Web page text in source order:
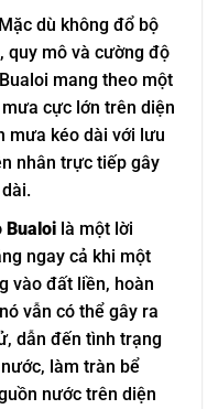
Mặc dù không đổ bộ
quy mô và cường độ
mang theo một
cực lớn trên diện
mưa kéo dài với lưu
nhân trực tiếp gây
Bualoilà một lời
ngay cả khi một
vào đất liền, hoàn
vẫn có thể gây ra
dẫn đến tình trạng
làm tràn bể
nước trên diện